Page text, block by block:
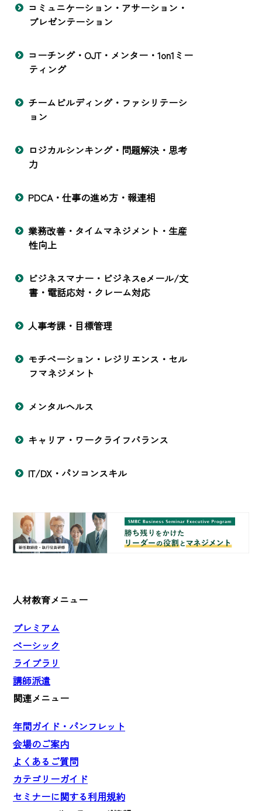
コミュニケーション・アサーション・
プレゼンテーション
コーチング・OJT・メンター・1on1ミー
ティング
チームビルディング・ファシリテーシ
ョン
ロジカルシンキング・問題解決・思考
力
PDCA・仕事の進め方・報連相
業務改善・タイムマネジメント・生産
性向上
ビジネスマナー・ビジネスeメール/文
書・電話応対・クレーム対応
人事考課・目標管理
モチベーション・レジリエンス・セル
フマネジメント
メンタルヘルス
キャリア・ワークライフバランス
IT/DX・パソコンスキル
人材教育メニュー
プレミアム
ベーシック
ライブラリ
講師派遣
関連メニュー
年間ガイド・パンフレット
会場のご案内
よくあるご質問
カテゴリーガイド
セミナーに関する利用規約